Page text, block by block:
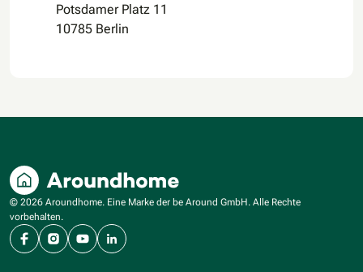
Potsdamer Platz 11
10785 Berlin
© 2026 Aroundhome. Eine Marke der be Around GmbH. Alle Rechte
vorbehalten.
FacebookInstagram
YouTubeLinkedIn